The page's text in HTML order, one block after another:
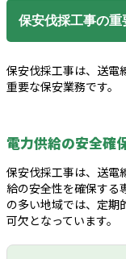
保安伐採工事の重
保安伐採工事は、送電
重要な保安業務です。
電力供給の安全確
保安伐採工事は、送電
給の安全性を確保する
の多い地域では、定期
可欠となっています。